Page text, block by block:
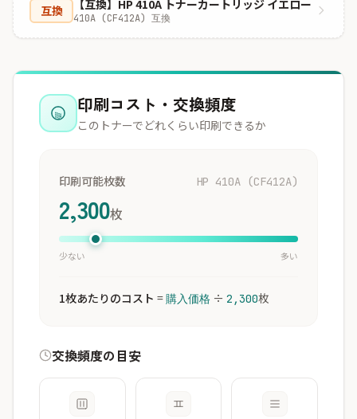
互換 【互換】HP 410A トナーカートリッジ イエロー
410A (CF412A) 互換
印刷コスト・交換頻度
このトナーでどれくらい印刷できるか
印刷可能枚数
2,300枚
HP 410A (CF412A)
少ない 多い
1枚あたりのコスト =購入価格 ÷ 2,300枚
交換頻度の目安